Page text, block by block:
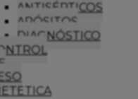
ANTISÉPTICOS
APÓSITOS
DIAGNÓSTICO